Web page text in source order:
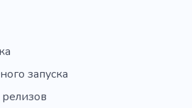
запуска